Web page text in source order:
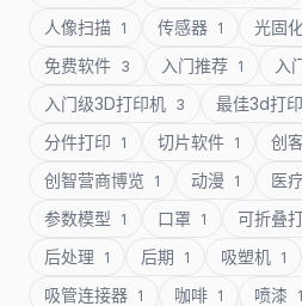
人像扫描 1 传感器 1 光固
免费软件 3 入门推荐 1 入
入门级3D打印机 3 最佳3d打
分件打印 1 切片软件 1 创
创智营商博览 1 动漫 1 医
参数模型 1 口罩 1 可折叠
后处理 1 后期 1 吸塑机 1
吸管连接器 1 咖啡 1 喷漆 1